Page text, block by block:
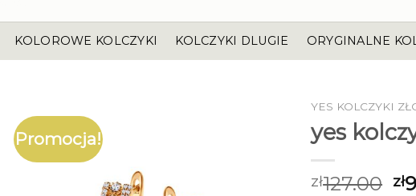
KOLOROWE KOLCZYKI KOLCZYKI DLUGIE ORYGINALNE
Promocja!
YES KOLCZYKI
yes
zł127.00 zł